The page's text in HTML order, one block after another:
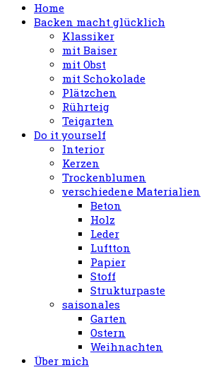
Home
Backen macht glücklich
Klassiker
mit Baiser
mit Obst
mit Schokolade
Plätzchen
Rührteig
Teigarten
Do it yourself
Interior
Kerzen
Trockenblumen
verschiedene Materialien
Beton
Holz
Leder
Luftton
Papier
Stoff
Strukturpaste
saisonales
Garten
Ostern
Weihnachten
Über mich